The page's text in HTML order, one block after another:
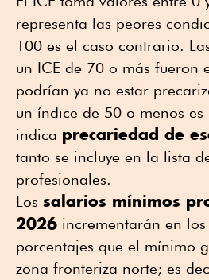
representa las peores
100 es el caso contrario.
un ICE de 70 o más fueron
podrían ya no estar
un índice de 50 o menos
indica precariedad de
tanto se incluye en la lista
profesionales.
Los salarios mínimos
2026 incrementarán en los
porcentajes que el mínimo
zona fronteriza norte; es